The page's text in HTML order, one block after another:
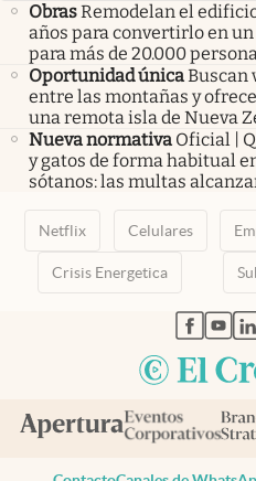
ObrasRemodelan el
años para convertirlo en
para más de 20.000
Oportunidad únicaBuscan
entre las montañas y
una remota isla de Nueva
Nueva normativa Oficial |
y gatos de forma habitual
sótanos: las multas
Netflix Celulares
Crisis Energetica
abre